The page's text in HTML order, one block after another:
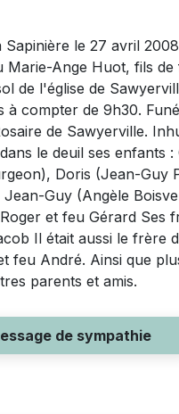
le 27 avril
Marie-Ange Huot, fils
de l'église de
compter de 9h30.
de Sawyerville.
le deuil ses enfants
Doris (Jean-Guy
Guy (Angèle
et feu Gérard Ses
Il était aussi le frère
feu André. Ainsi que
parents et amis.
de sympathie